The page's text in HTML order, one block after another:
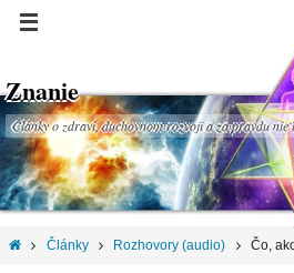
Znanie
Články o zdraví, duchovnom rozvoji a za pravdu nie
Články Rozhovory (audio) Čo,